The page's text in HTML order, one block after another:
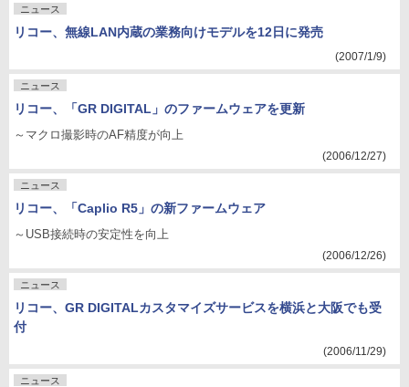
ニュース
リコー、無線LAN内蔵の業務向けモデルを12日に発売
(2007/1/9)
ニュース
リコー、「GR DIGITAL」のファームウェアを更新
～マクロ撮影時のAF精度が向上
(2006/12/27)
ニュース
リコー、「Caplio R5」の新ファームウェア
～USB接続時の安定性を向上
(2006/12/26)
ニュース
リコー、GR DIGITALカスタマイズサービスを横浜と大阪でも受
付
(2006/11/29)
ニュース